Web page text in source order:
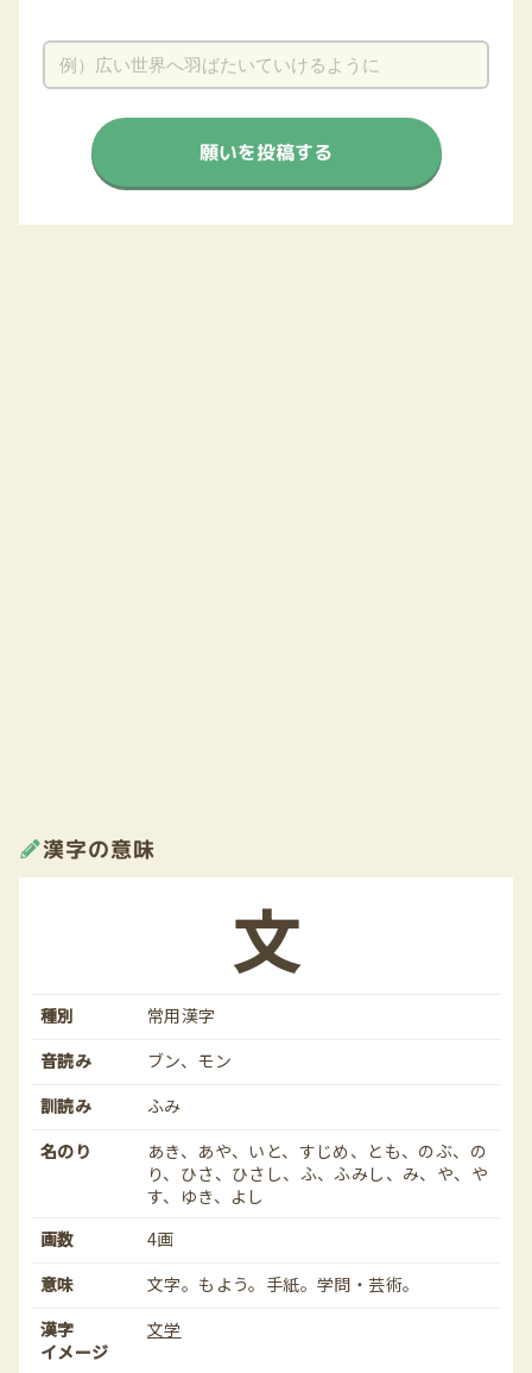
願いを投稿する
漢字の意味
文
種別
常用漢字
音読み
ブン、モン
訓読み
ふみ
名のり
あき、あや、いと、すじめ、とも、のぶ、の
り、ひさ、ひさし、ふ、ふみし、み、や、や
す、ゆき、よし
画数
4画
意味
文字。もよう。手紙。学問・芸術。
漢字
イメージ
文学